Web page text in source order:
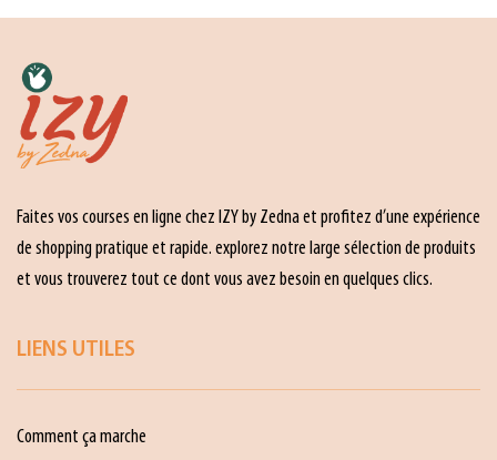
Faites vos courses en ligne chez IZY by Zedna et profitez d’une expérience
de shopping pratique et rapide. explorez notre large sélection de produits
et vous trouverez tout ce dont vous avez besoin en quelques clics.
LIENS UTILES
Comment ça marche